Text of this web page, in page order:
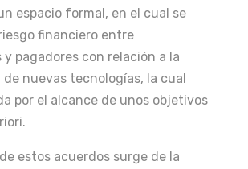
espacio formal, en el cual se
financiero entre
y pagadores con relación a la
nuevas tecnologías, la cual
por el alcance de unos objetivos
estos acuerdos surge de la